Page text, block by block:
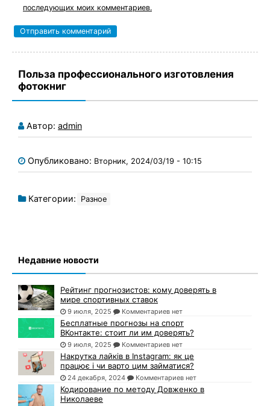
последующих моих комментариев.
Польза профессионального изготовления
фотокниг
Автор: admin
Опубликовано: Вторник, 2024/03/19 - 10:15
Категории: Разное
Недавние новости
Рейтинг прогнозистов: кому доверять в
мире спортивных ставок
9 июля, 2025 Комментариев нет
Бесплатные прогнозы на спорт
ВКонтакте: стоит ли им доверять?
9 июля, 2025 Комментариев нет
Накрутка лайків в Instagram: як це
працює і чи варто цим займатися?
24 декабря, 2024 Комментариев нет
Кодирование по методу Довженко в
Николаеве